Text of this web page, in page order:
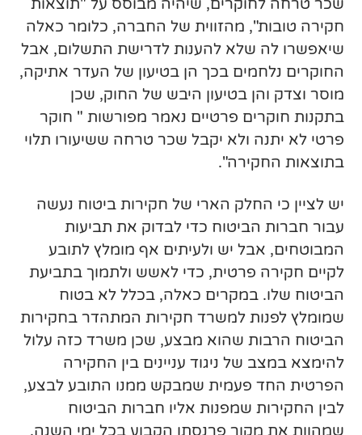
חקירה טובות", מהזווית של החברה, כלומר כאלה
שיאפשרו לה שלא להענות לדרישת התשלום, אבל
החוקרים נלחמים בכך הן בטיעון של העדר אתיקה,
מוסר וצדק והן בטיעון היבש של החוק, שכן
בתקנות חוקרים פרטיים נאמר מפורשות " חוקר
פרטי לא יתנה ולא יקבל שכר טרחה ששיעורו תלוי
בתוצאות החקירה".
יש לציין כי החלק הארי של חקירות ביטוח נעשה
עבור חברות הביטוח כדי לבדוק את תביעות
המבוטחים, אבל יש ולעיתים אף מומלץ לתובע
לקיים חקירה פרטית, כדי לאשש ולתמוך בתביעת
הביטוח שלו. במקרים כאלה, בכלל לא בטוח
שמומלץ לפנות למשרד חקירות המתהדר בחקירות
הביטוח הרבות שהוא מבצע, שכן משרד כזה עלול
להימצא במצב של ניגוד עניינים בין החקירה
הפרטית החד פעמית שמבקש ממנו התובע לבצע,
לבין החקירות שמפנות אליו חברות הביטוח
שמהוות את מקור פרנסתו הקבוע בכל ימי השנה.